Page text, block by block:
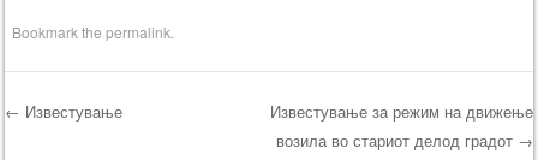
Bookmark thepermalink
← Известување
Известување за режим на движење
возила во стариот делод градот →